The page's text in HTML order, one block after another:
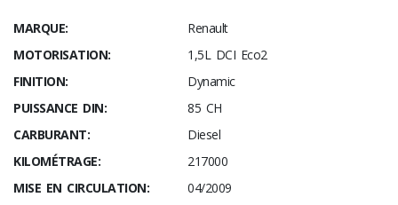
MARQUE:
Renault
MOTORISATION:
1,5L DCI Eco2
FINITION:
Dynamic
PUISSANCE DIN:
85 CH
CARBURANT:
Diesel
KILOMÉTRAGE:
217000
MISE EN CIRCULATION:
04/2009